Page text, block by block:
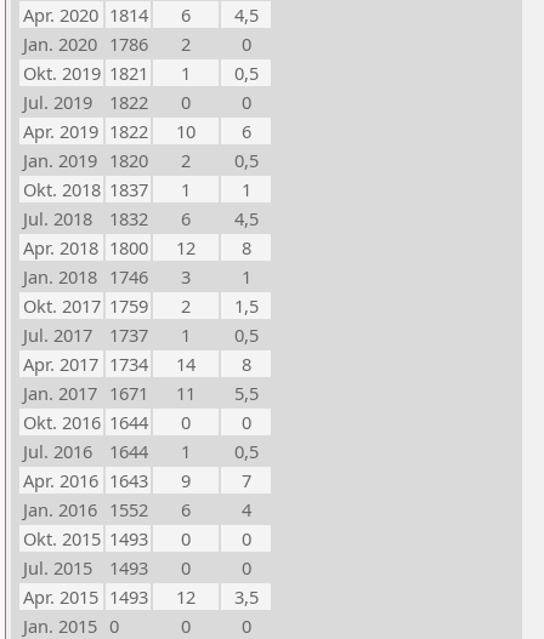
Apr. 2020 1814 6
4,5
Jan. 2020 1786 2
0
Okt. 2019 1821 1
0,5
Jul. 2019
1822 0
0
Apr. 2019 1822 10
6
Jan. 2019 1820 2
0,5
Okt. 2018 1837 1
1
Jul. 2018
1832 6
4,5
Apr. 2018 1800 12
8
Jan. 2018 1746 3
1
Okt. 2017 1759 2
1,5
Jul. 2017
1737 1
0,5
Apr. 2017 1734 14
8
Jan. 2017 1671 11
5,5
Okt. 2016 1644 0
0
Jul. 2016
1644 1
0,5
Apr. 2016 1643 9
7
Jan. 2016 1552 6
4
Okt. 2015 1493 0
0
Jul. 2015
1493 0
0
Apr. 2015 1493 12
3,5
Jan. 2015 0 0
0